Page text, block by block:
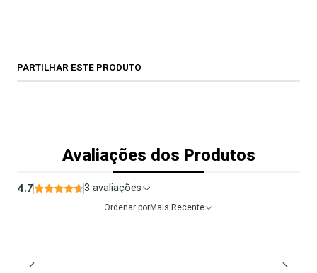
PARTILHAR ESTE PRODUTO
Avaliações dos Produtos
4.7 3 avaliações
Ordenar porMais Recente